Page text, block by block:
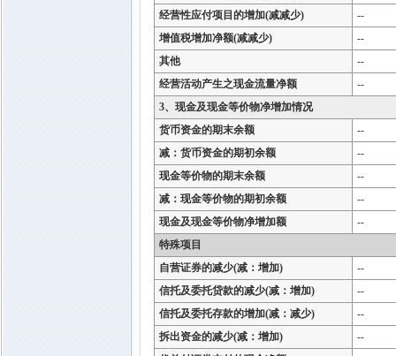
经营性应付项目的增加(减减少)
--
增值税增加净额(减减少)
--
其他
--
经营活动产生之现金流量净额
--
3、现金及现金等价物净增加情况
货币资金的期末余额
--
减：货币资金的期初余额
--
现金等价物的期末余额
--
减：现金等价物的期初余额
--
现金及现金等价物净增加额
--
特殊项目
自营证券的减少(减：增加)
--
信托及委托贷款的减少(减：增加)
--
信托及委托存款的增加(减：减少)
--
拆出资金的减少(减：增加)
--